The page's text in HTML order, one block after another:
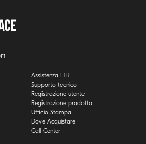
Assistenza LTR
Supporto tecnico
Registrazione utente
Registrazione prodotto
Ufficio Stampa
Dove Acquistare
Call Center